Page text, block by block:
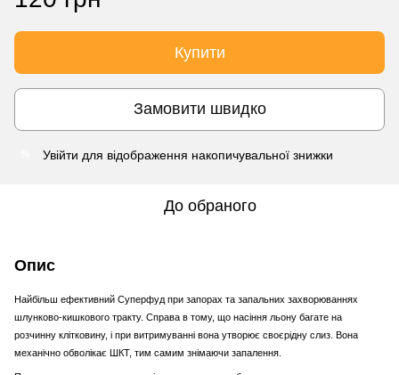
Купити
Замовити швидко
Увійти для відображення накопичувальної знижки
До обраного
Опис
Найбільш ефективний Суперфуд при запорах та запальних захворюваннях
шлунково-кишкового тракту. Справа в тому, що насіння льону багате на
розчинну клітковину, і при витримуванні вона утворює своєрідну слиз. Вона
механічно обволікає ШКТ, тим самим знімаючи запалення.